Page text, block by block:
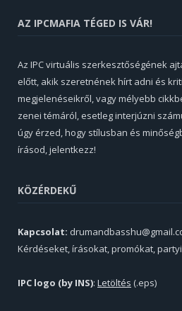
AZ IPCMAFIA TÉGED IS VÁR!
Az IPC virtuális szerkesztőségének
előtt, akik szeretnének hírt adni és
megjelenéseikről, vagy mélyebb
zenei témáról, esetleg interjúzni
úgy érzed, hogy stílusban és
írásod, jelentkezz!
KÖZÉRDEKŰ
Kapcsolat:
Kérdéseket, írásokat, promókat,
IPC logo (by INS): Letöltés (.eps)